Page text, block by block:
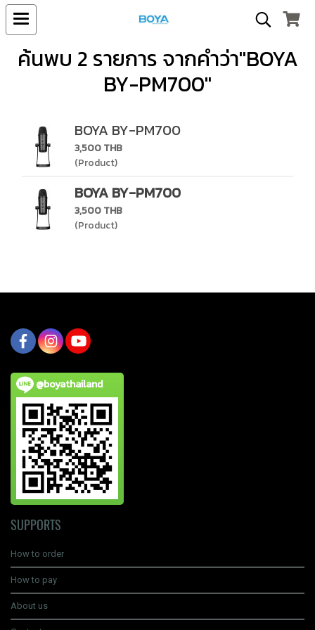
ค้นพบ 2 รายการ จากคำว่า"BOYA
BY-PM700"
BOYA BY-PM700
3,500 THB
(Product)
BOYA BY-PM700
3,500 THB
(Product)
@boyathailand
SUPPORTS
How to order
How to pay
About us